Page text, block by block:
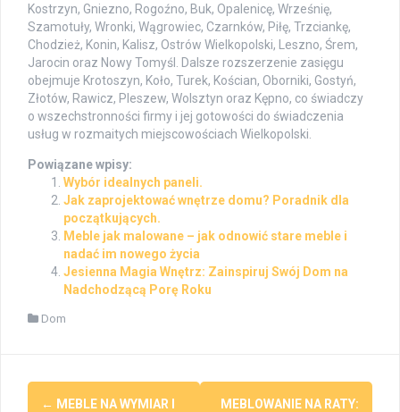
Kostrzyn, Gniezno, Rogoźno, Buk, Opalenicę, Wrześnię,
Szamotuły, Wronki, Wągrowiec, Czarnków, Piłę, Trzciankę,
Chodzież, Konin, Kalisz, Ostrów Wielkopolski, Leszno, Śrem,
Jarocin oraz Nowy Tomyśl. Dalsze rozszerzenie zasięgu
obejmuje Krotoszyn, Koło, Turek, Kościan, Oborniki, Gostyń,
Złotów, Rawicz, Pleszew, Wolsztyn oraz Kępno, co świadczy
o wszechstronności firmy i jej gotowości do świadczenia
usług w rozmaitych miejscowościach Wielkopolski.
Powiązane wpisy:
Wybór idealnych paneli.
Jak zaprojektować wnętrze domu? Poradnik dla
początkujących.
Meble jak malowane – jak odnowić stare meble i
nadać im nowego życia
Jesienna Magia Wnętrz: Zainspiruj Swój Dom na
Nadchodzącą Porę Roku
Dom
Post
← MEBLE NA WYMIAR I
MEBLOWANIE NA RATY: